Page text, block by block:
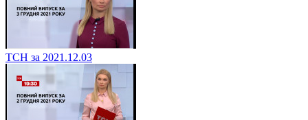
ТСН за 2021.12.03